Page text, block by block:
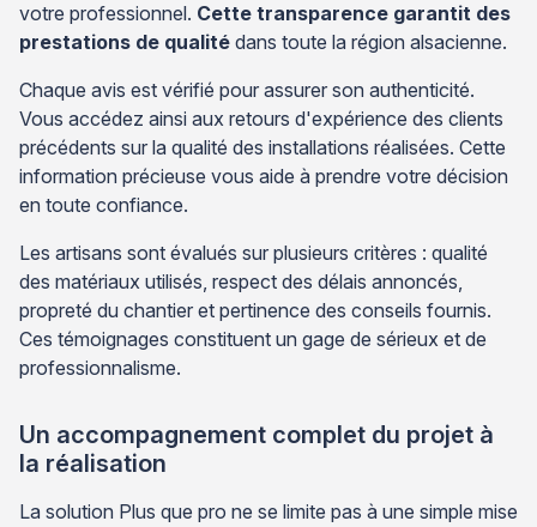
votre professionnel. Cette transparence garantit des
prestations de qualité dans toute la région alsacienne.
Chaque avis est vérifié pour assurer son authenticité.
Vous accédez ainsi aux retours d'expérience des clients
précédents sur la qualité des installations réalisées. Cette
information précieuse vous aide à prendre votre décision
en toute confiance.
Les artisans sont évalués sur plusieurs critères : qualité
des matériaux utilisés, respect des délais annoncés,
propreté du chantier et pertinence des conseils fournis.
Ces témoignages constituent un gage de sérieux et de
professionnalisme.
Un accompagnement complet du projet à
la réalisation
La solution Plus que pro ne se limite pas à une simple mise